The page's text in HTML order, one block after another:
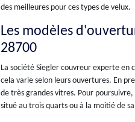
des meilleures pour ces types de velux.
Les modèles
28700
La société Siegler couvreur experte
cela varie selon leurs ouvertures. En
de très grandes vitres. Pour
situé au trois quarts ou à la moitié de